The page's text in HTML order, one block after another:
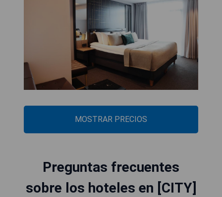
MOSTRAR PRECIOS
Preguntas frecuentes
sobre los hoteles en [CITY]